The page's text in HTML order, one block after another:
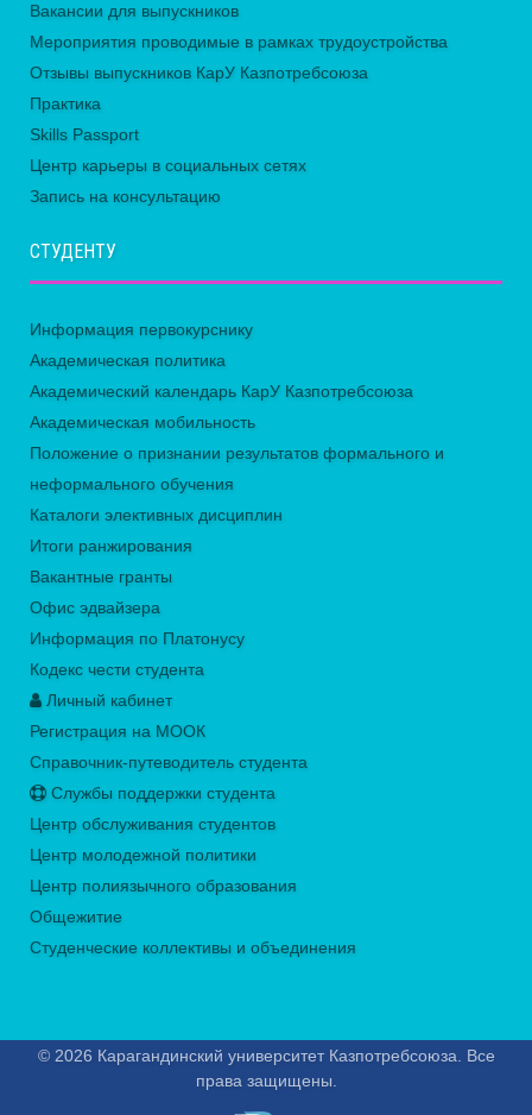
Вакансии для выпускников
Мероприятия проводимые в рамках трудоустройства
Отзывы выпускников КарУ Казпотребсоюза
Практика
Skills Passport
Центр карьеры в социальных сетях
Запись на консультацию
СТУДЕНТУ
Информация первокурснику
Академическая политика
Академический календарь КарУ Казпотребсоюза
Академическая мобильность
Положение о признании результатов формального и
неформального обучения
Каталоги элективных дисциплин
Итоги ранжирования
Вакантные гранты
Офис эдвайзера
Информация по Платонусу
Кодекс чести студента
Личный кабинет
Регистрация на МООК
Справочник-путеводитель студента
Службы поддержки студента
Центр обслуживания студентов
Центр молодежной политики
Центр полиязычного образования
Общежитие
Студенческие коллективы и объединения
© 2026 Карагандинский университет Казпотребсоюза. Все
права защищены.